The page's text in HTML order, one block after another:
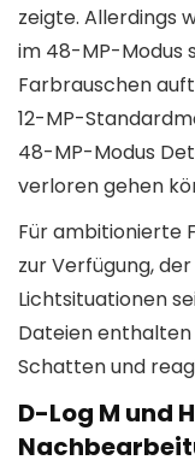
zeigte. Allerdings
im 48-MP-Modus
Farbrauschen
12-MP-
48-MP-Modus
verloren gehen
Für ambitionierte
zur Verfügung,
Lichtsituationen
Dateien
Schatten und
D-Log M und